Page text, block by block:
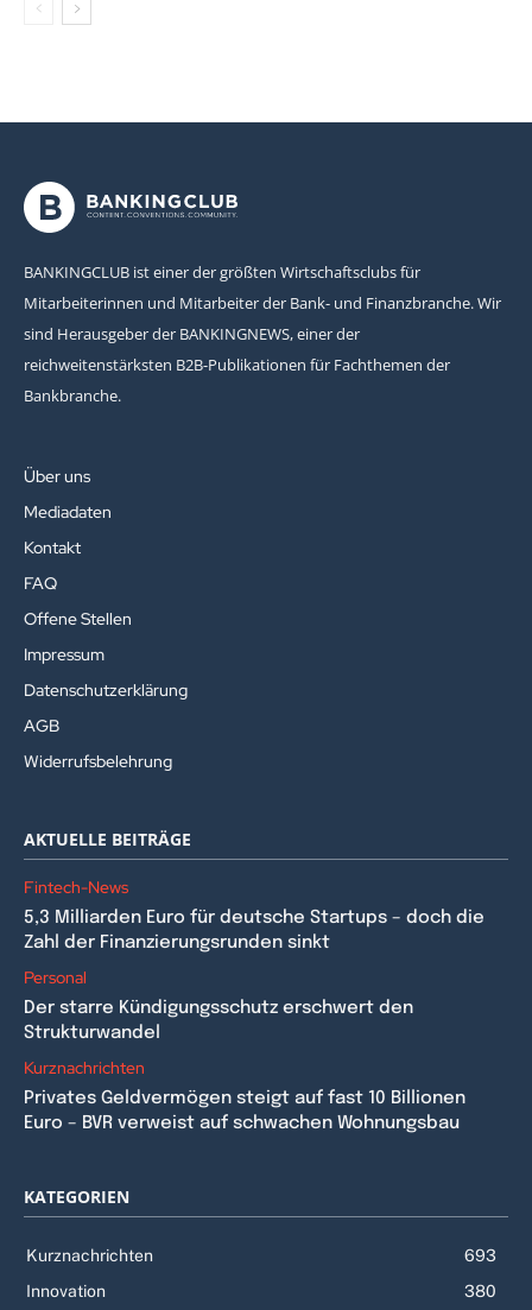
BANKINGCLUB ist einer der größten Wirtschaftsclubs für
Mitarbeiterinnen und Mitarbeiter der Bank- und Finanzbranche. Wir
sind Herausgeber der BANKINGNEWS, einer der
reichweitenstärksten B2B-Publikationen für Fachthemen der
Bankbranche.
Über uns
Mediadaten
Kontakt
FAQ
Offene Stellen
Impressum
Datenschutzerklärung
AGB
Widerrufsbelehrung
AKTUELLE BEITRÄGE
Fintech-News
5,3 Milliarden Euro für deutsche Startups – doch die
Zahl der Finanzierungsrunden sinkt
Personal
Der starre Kündigungsschutz erschwert den
Strukturwandel
Kurznachrichten
Privates Geldvermögen steigt auf fast 10 Billionen
Euro – BVR verweist auf schwachen Wohnungsbau
KATEGORIEN
Kurznachrichten
693
Innovation
380